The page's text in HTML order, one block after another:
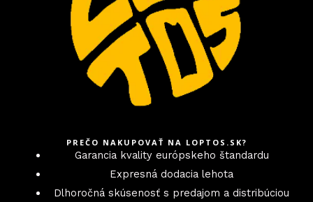
PREČO NAKUPOVAŤ NA LOPTOS.SK?
Garancia kvality európskeho štandardu
Expresná dodacia lehota
Dlhoročná skúsenosť s predajom a distribúciou